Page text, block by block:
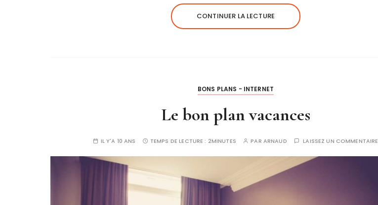
CONTINUER LA LECTURE
BONS PLANS - INTERNET
Le bon plan vacances
IL Y'A 10 ANS TEMPS DE LECTURE : 2MINUTES PAR ARNAUD LAISSEZ UN COMMENTAIRE